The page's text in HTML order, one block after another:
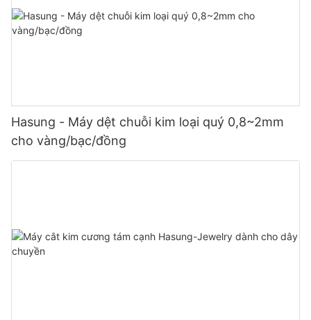
Hasung - Máy dệt chuỗi kim loại quý 0,8~2mm
cho vàng/bạc/đồng